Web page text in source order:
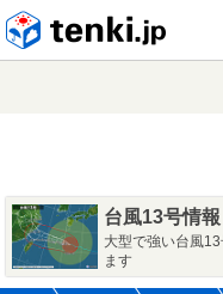
台風13号情報
大型で強い台風
ます